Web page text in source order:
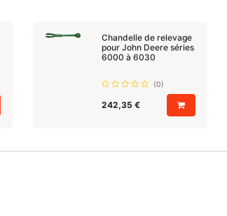
Chandelle de relevage
pour John Deere séries
6000 à 6030
(0)
242,35 €